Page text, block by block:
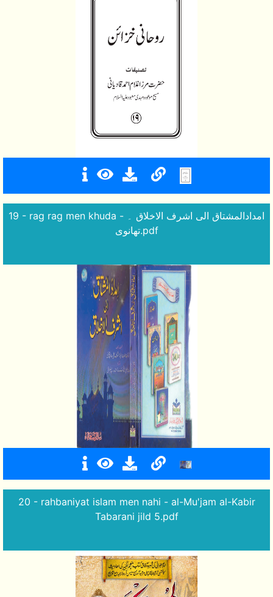
19 - rag rag men khuda - امدادالمشتاق الی اشرف الاخلاق ۔
تھانوی.pdf
20 - rahbaniyat islam men nahi - al-Mu'jam al-Kabir
Tabarani jild 5.pdf